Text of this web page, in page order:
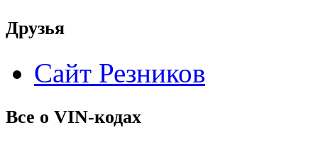
Друзья
Сайт Резников
Все о VIN-кодах